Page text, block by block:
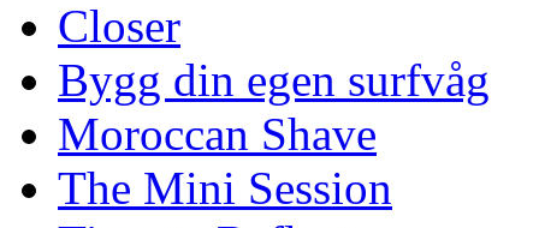
Closer
Bygg din egen surfvåg
Moroccan Shave
The Mini Session